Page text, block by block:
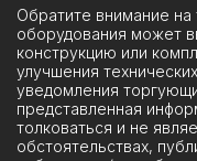
Обратите внимание на
оборудования может
конструкцию или
улучшения
уведомления
представленная
толковаться и не
обстоятельствах,